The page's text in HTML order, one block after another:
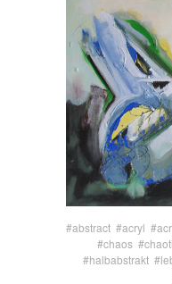
#abstract #acryl
#chaos
#halbabstrakt